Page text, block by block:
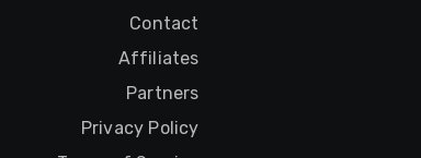
Contact
Affiliates
Partners
Privacy Policy